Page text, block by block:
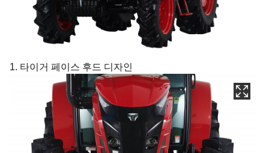
1. 타이거 페이스 후드 디자인